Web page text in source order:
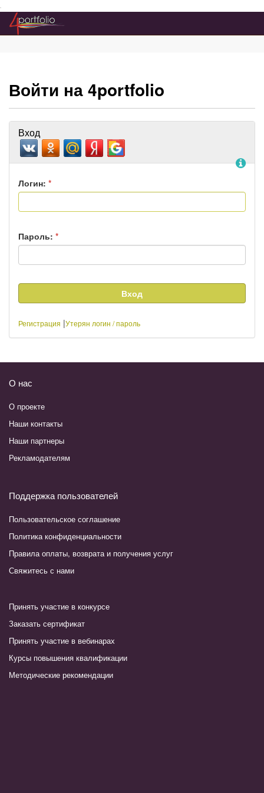
Преейти на главное меню
Войти на 4portfolio
Вход
Логин: *
Пароль: *
Регистрация |Утерян логин / пароль
О нас
О проекте
Наши контакты
Наши партнеры
Рекламодателям
Поддержка пользователей
Пользовательское соглашение
Политика конфиденциальности
Правила оплаты, возврата и получения услуг
Свяжитесь с нами
Принять участие в конкурсе
Заказать сертификат
Принять участие в вебинарах
Курсы повышения квалификации
Методические рекомендации